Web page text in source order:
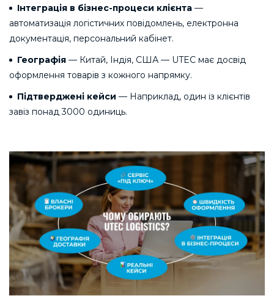
Інтеграція в бізнес-процеси клієнта—
автоматизація логістичних повідомлень, електронна
документація, персональний кабінет.
Географія— Китай, Індія, США — UTEC має досвід
оформлення товарів з кожного напрямку.
Підтверджені кейси — Наприклад, один із клієнтів
завіз понад 3000 одиниць.